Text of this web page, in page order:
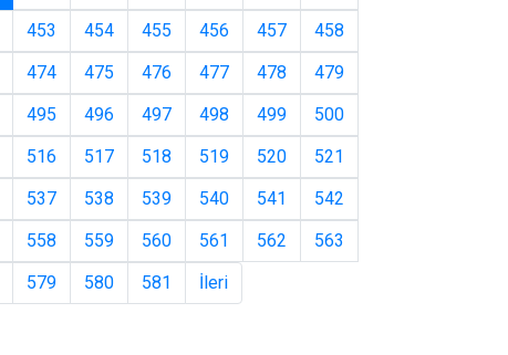
453 454 455 456 457
458
474 475 476 477 478
479
495 496 497 498 499
500
516 517 518 519 520
521
537 538 539 540 541
542
558 559 560 561 562
563
579 580 581 İleri